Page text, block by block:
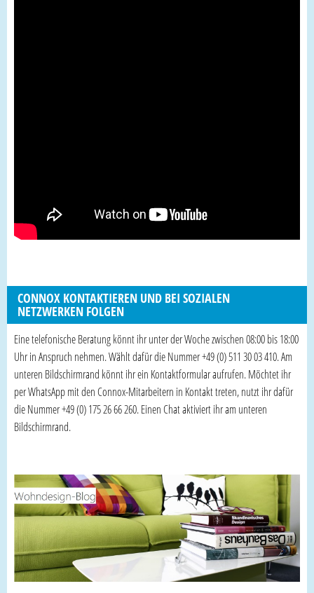
CONNOX KONTAKTIEREN UND BEI SOZIALEN
NETZWERKEN FOLGEN
Eine telefonische Beratung könnt ihr unter der Woche zwischen 08:00 bis 18:00
Uhr in Anspruch nehmen. Wählt dafür die Nummer +49 (0) 511 30 03 410. Am
unteren Bildschirmrand könnt ihr ein Kontaktformular aufrufen. Möchtet ihr
per WhatsApp mit den Connox-Mitarbeitern in Kontakt treten, nutzt ihr dafür
die Nummer +49 (0) 175 26 66 260. Einen Chat aktiviert ihr am unteren
Bildschirmrand.